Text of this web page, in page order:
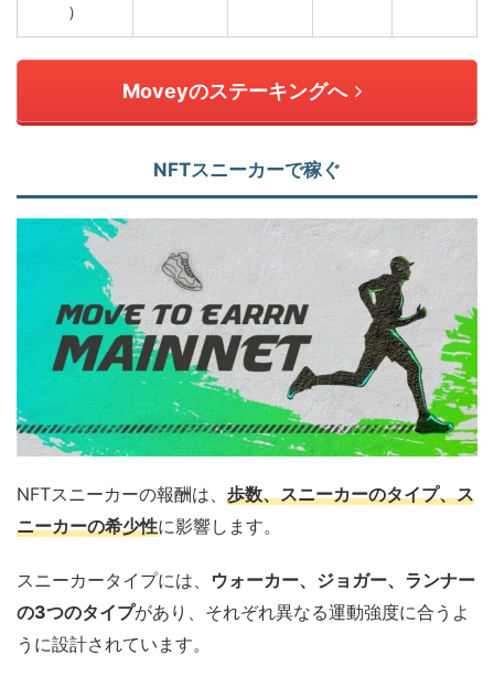
）
Moveyのステーキングへ
NFTスニーカーで稼ぐ
NFTスニーカーの報酬は、 歩数、スニーカーのタイプ、ス
ニーカーの希少性に影響します。
スニーカータイプには、 ウォーカー、ジョガー、ランナー
の3つのタイプがあり、それぞれ異なる運動強度に合うよ
うに設計されています。